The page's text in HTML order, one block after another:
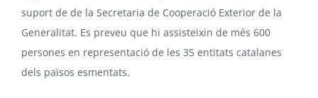
suport de de la Secretaria de Cooperació Exterior de la
Generalitat. Es preveu que hi assisteixin de més 600
persones en representació de les 35 entitats catalanes
dels països esmentats.